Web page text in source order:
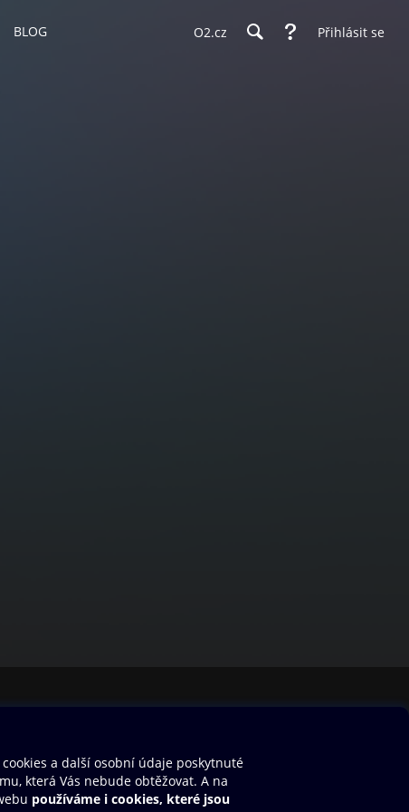
BLOG O2.cz Přihlásit se